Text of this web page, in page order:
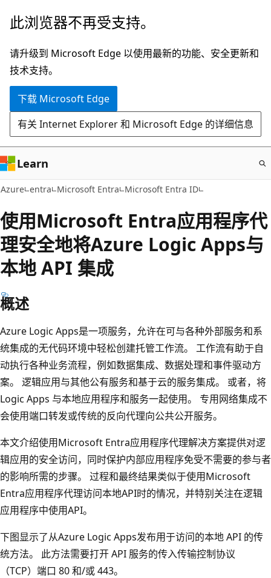
跳
主
要
内
此浏览器不再受支持。
请升级到 Microsoft Edge 以使用最新的功能、安全更新和
技术支持。
下载 Microsoft Edge
有关 Internet Explorer 和 Microsoft Edge 的详细信息
Learn
Azure entra Microsoft Entra Microsoft Entra ID
使用Microsoft Entra应用程序代
理安全地将Azure Logic Apps与
本地 API 集成
概述
Azure Logic Apps是一项服务，允许在可与各种外部服务和系
统集成的无代码环境中轻松创建托管工作流。 工作流有助于自
动执行各种业务流程，例如数据集成、数据处理和事件驱动方
案。 逻辑应用与其他公有服务和基于云的服务集成。 或者，将
Logic Apps 与本地应用程序和服务一起使用。 专用网络集成不
会使用端口转发或传统的反向代理向公共公开服务。
本文介绍使用Microsoft Entra应用程序代理解决方案提供对逻
辑应用的安全访问，同时保护内部应用程序免受不需要的参与者
的影响所需的步骤。 过程和最终结果类似于使用Microsoft
Entra应用程序代理访问本地API时的情况，并特别关注在逻辑
应用程序中使用API。
下图显示了从Azure Logic Apps发布用于访问的本地 API 的传
统方法。 此方法需要打开 API 服务的传入传输控制协议
（TCP）端口 80 和/或 443。